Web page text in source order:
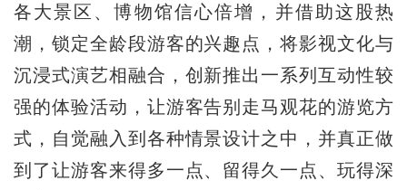
各大景区、博物馆信心倍增，并借助这股热
潮，锁定全龄段游客的兴趣点，将影视文化与
沉浸式演艺相融合，创新推出一系列互动性较
强的体验活动，让游客告别走马观花的游览方
式，自觉融入到各种情景设计之中，并真正做
到了让游客来得多一点、留得久一点、玩得深